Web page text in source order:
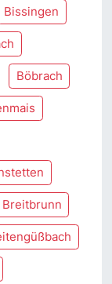
Bissingen
Böbrach
Breitbrunn